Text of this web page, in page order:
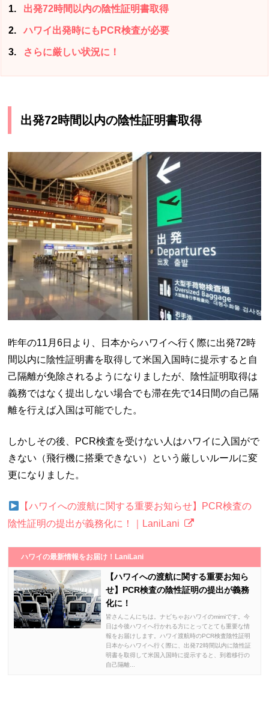
1 出発72時間以内の陰性証明書取得
2 ハワイ出発時にもPCR検査が必要
3 さらに厳しい状況に！
出発72時間以内の陰性証明書取得
昨年の11月6日より、日本からハワイへ行く際に出発72時
間以内に陰性証明書を取得して米国入国時に提示すると自
己隔離が免除されるようになりましたが、陰性証明取得は
義務ではなく提出しない場合でも滞在先で14日間の自己隔
離を行えば入国は可能でした。
しかしその後、PCR検査を受けない人はハワイに入国がで
きない（飛行機に搭乗できない）という厳しいルールに変
更になりました。
【ハワイへの渡航に関する重要お知らせ】PCR検査の
陰性証明の提出が義務化に！｜LaniLani
ハワイの最新情報をお届け！LaniLani
【ハワイへの渡航に関する重要お知ら
せ】PCR検査の陰性証明の提出が義務
化に！
皆さんこんにちは。ナビちゃおハワイのmimiです。今
日は今後ハワイへ行かれる方にとってとても重要な情
報をお届けします。ハワイ渡航時のPCR検査陰性証明
日本からハワイへ行く際に、出発72時間以内に陰性証
明書を取得して米国入国時に提示すると、到着移行の
自己隔離...